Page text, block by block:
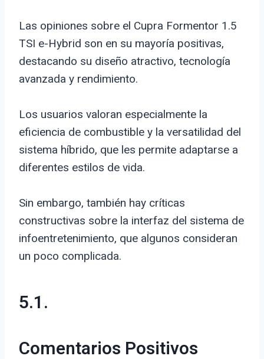
Las opiniones sobre el Cupra Formentor 1.5
TSI e-Hybrid son en su mayoría positivas,
destacando su diseño atractivo, tecnología
avanzada y rendimiento.
Los usuarios valoran especialmente la
eficiencia de combustible y la versatilidad del
sistema híbrido, que les permite adaptarse a
diferentes estilos de vida.
Sin embargo, también hay críticas
constructivas sobre la interfaz del sistema de
infoentretenimiento, que algunos consideran
un poco complicada.
5.1.
Comentarios Positivos